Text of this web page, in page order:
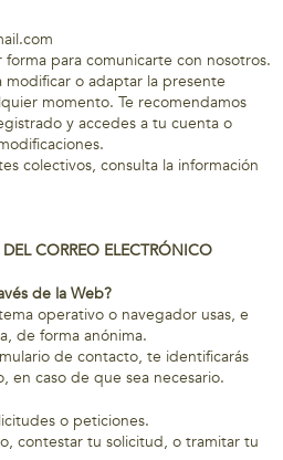
para comunicarte con nosotros.
modificar o adaptar la presente
momento. Te recomendamos
y accedes a tu cuenta o
colectivos, consulta la información
CORREO ELECTRÓNICO
de la Web?
operativo o navegador usas, e
de forma anónima.
de contacto, te identificarás
en caso de que sea necesario.
o peticiones.
contestar tu solicitud, o tramitar tu